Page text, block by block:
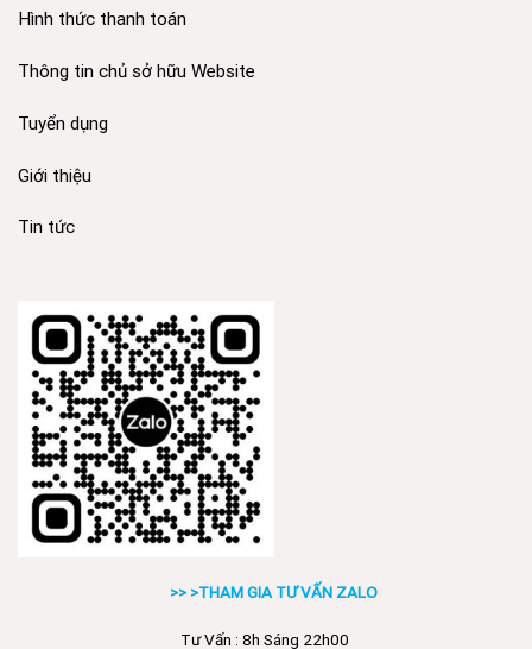
Hình thức thanh toán
Thông tin chủ sở hữu Website
Tuyển dụng
Giới thiệu
Tin tức
>> >THAM GIA TƯ VẤN ZALO
Tư Vấn : 8h Sáng 22h00